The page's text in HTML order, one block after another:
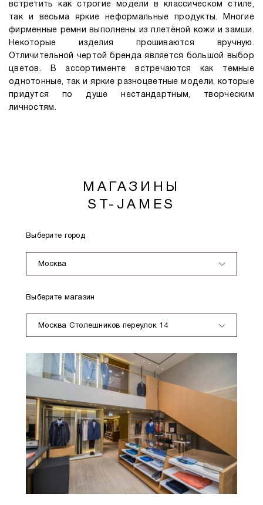
встретить как строгие модели в классическом стиле,
так и весьма яркие неформальные продукты. Многие
фирменные ремни выполнены из плетёной кожи и замши.
Некоторые изделия прошиваются вручную.
Отличительной чертой бренда является большой выбор
цветов. В ассортименте встречаются как темные
однотонные, так и яркие разноцветные модели, которые
придутся по душе нестандартным, творческим
личностям.
МАГАЗИНЫ
ST-JAMES
Выберите город
Москва
Выберите магазин
Москва Столешников переулок 14